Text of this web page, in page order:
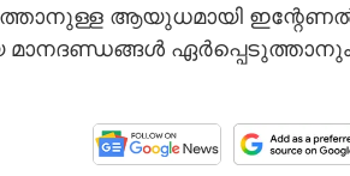
ആയുധമായി
മാനദണ്ഡങ്ങൾ